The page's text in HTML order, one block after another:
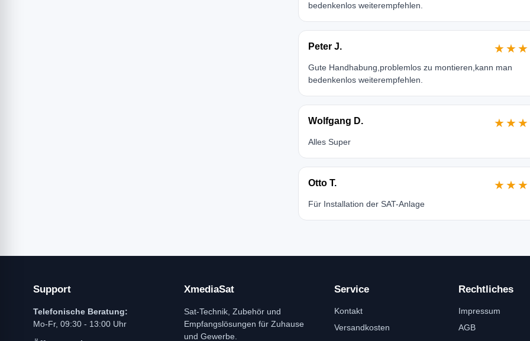
bedenkenlos weiterempfehlen.
Peter J.
Gute Handhabung,problemlos zu montieren,kann man
bedenkenlos weiterempfehlen.
Wolfgang D.
Alles Super
Otto T.
Für Installation der SAT-Anlage
Support
Telefonische Beratung:
Mo-Fr, 09:30 - 13:00 Uhr
XmediaSat
Sat-Technik, Zubehör und
Empfangslösungen für Zuhause
und Gewerbe.
Service
Kontakt
Versandkosten
Rechtliches
Impressum
AGB